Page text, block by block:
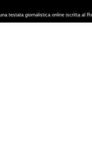
testata giornalistica online iscritta al